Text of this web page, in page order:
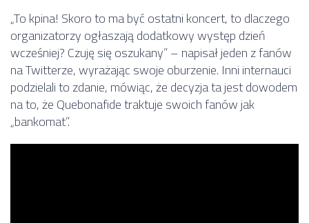
„To kpina! Skoro to ma być ostatni koncert, to dlaczego
organizatorzy ogłaszają dodatkowy występ dzień
wcześniej? Czuję się oszukany” – napisał jeden z fanów
na Twitterze, wyrażając swoje oburzenie. Inni internauci
podzielali to zdanie, mówiąc, że decyzja ta jest dowodem
na to, że Quebonafide traktuje swoich fanów jak
„bankomat”.